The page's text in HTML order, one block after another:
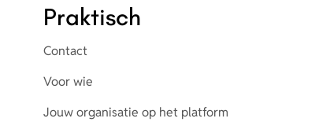
Praktisch
Contact
Voor wie
Jouw organisatie op het platform